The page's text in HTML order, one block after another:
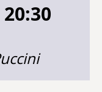
20:30